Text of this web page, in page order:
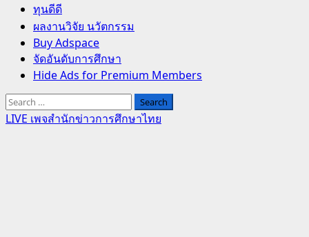
ทุนดีดี
ผลงานวิจัย นวัตกรรม
Buy Adspace
จัดอันดับการศึกษา
Hide Ads for Premium Members
Search
for:
LIVE เพจสำนักข่าวการศึกษาไทย